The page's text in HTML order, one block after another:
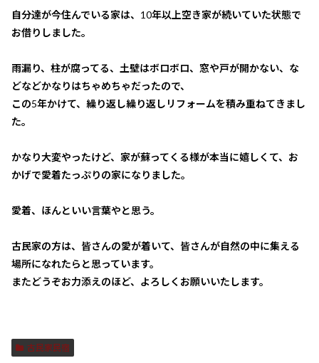
自分達が今住んでいる家は、10年以上空き家が続いていた状態で
お借りしました。
雨漏り、柱が腐ってる、土壁はボロボロ、窓や戸が開かない、な
どなどかなりはちゃめちゃだったので、
この5年かけて、繰り返し繰り返しリフォームを積み重ねてきまし
た。
かなり大変やったけど、家が蘇ってくる様が本当に嬉しくて、お
かげで愛着たっぷりの家になりました。
愛着、ほんといい言葉やと思う。
古民家の方は、皆さんの愛が着いて、皆さんが自然の中に集える
場所になれたらと思っています。
またどうぞお力添えのほど、よろしくお願いいたします。
古民家民宿